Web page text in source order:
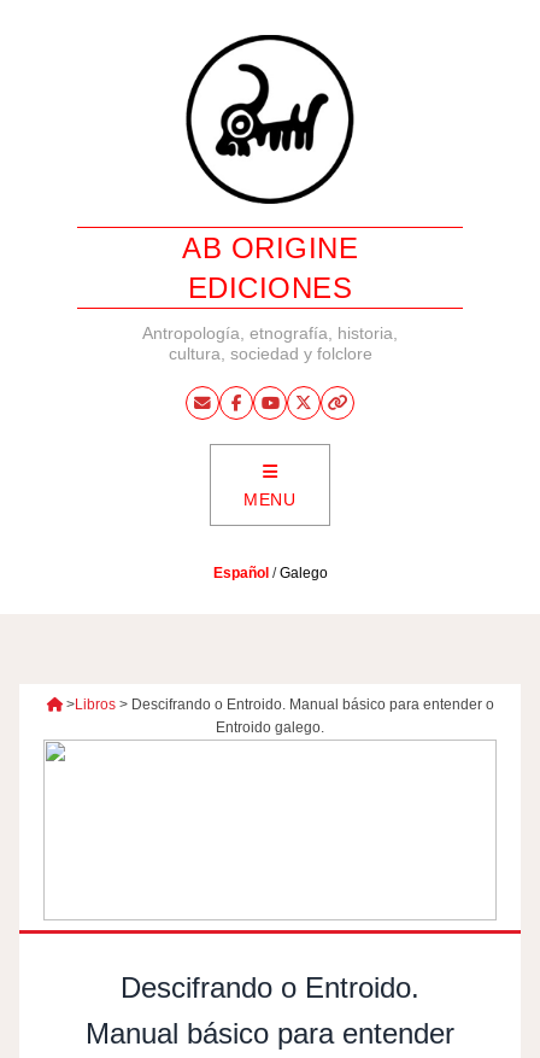
AB ORIGINE
EDICIONES
Antropología, etnografía, historia,
cultura, sociedad y folclore
MENU
Español /Galego
>Libros > Descifrando o Entroido. Manual básico para entender o
Entroido galego.
Descifrando o Entroido.
Manual básico para entender